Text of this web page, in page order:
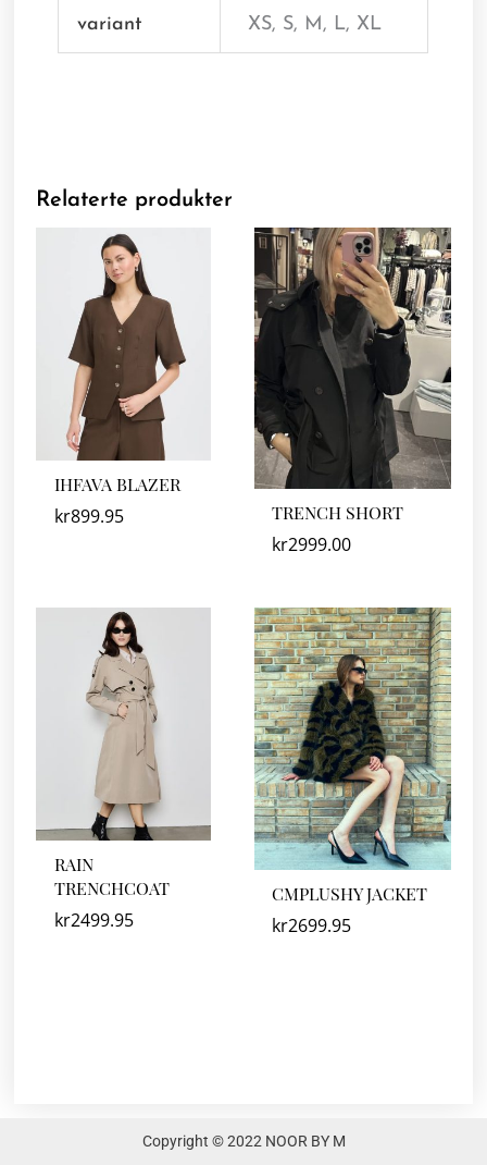
variant XS, S, M, L, XL
Relaterte produkter
IHFAVA BLAZER
kr899.95 TRENCH SHORT
kr2999.00
RAIN
TRENCHCOAT
kr2499.95
CMPLUSHY JACKET
kr2699.95
Copyright © 2022 NOOR BY M